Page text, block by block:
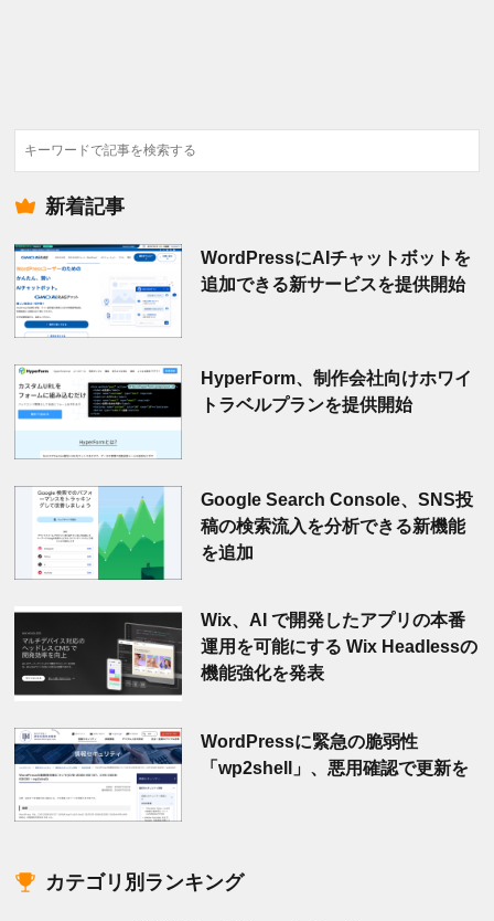
検
索
新着記事
WordPressにAIチャットボットを
追加できる新サービスを提供開始
HyperForm、制作会社向けホワイ
トラベルプランを提供開始
Google Search Console、SNS投
稿の検索流入を分析できる新機能
を追加
Wix、AI で開発したアプリの本番
運用を可能にする Wix Headlessの
機能強化を発表
WordPressに緊急の脆弱性
「wp2shell」、悪用確認で更新を
カテゴリ別ランキング